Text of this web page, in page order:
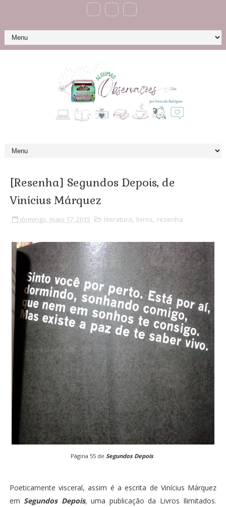
[Resenha] Segundos Depois, de
Vinícius Márquez
domingo, maio 17, 2015 literatura, livros, resenha
Página 55 de Segundos Depois.
Poeticamente visceral, assim é a escrita de Vinícius Márquez
em Segundos Depois, uma publicação da Livros Ilimitados.